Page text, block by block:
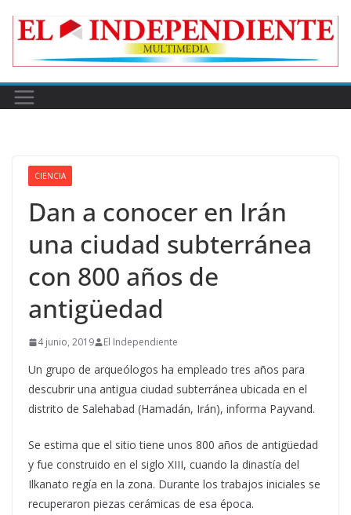
CIENCIA
Dan a conocer en Irán
una ciudad subterránea
con 800 años de
antigüedad
4 junio, 2019 El Independiente
Un grupo de arqueólogos ha empleado tres años para
descubrir una antigua ciudad subterránea ubicada en el
distrito de Salehabad (Hamadán, Irán), informa Payvand.
Se estima que el sitio tiene unos 800 años de antigüedad
y fue construido en el siglo XIII, cuando la dinastía del
Ilkanato regía en la zona. Durante los trabajos iniciales se
recuperaron piezas cerámicas de esa época.